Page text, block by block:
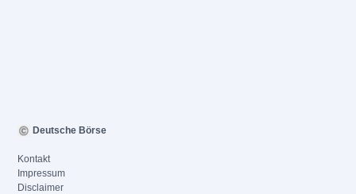
Deutsche Börse
Kontakt
Impressum
Disclaimer